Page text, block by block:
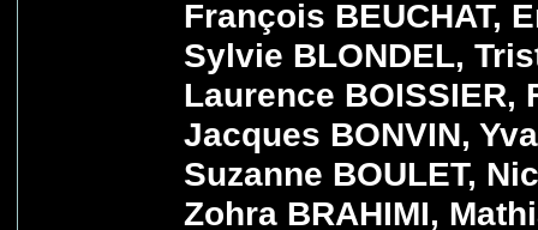
François BEUCHAT,
Sylvie BLONDEL,
Laurence BOISSIER,
Jacques BONVIN,
Suzanne BOULET,
Zohra BRAHIMI,